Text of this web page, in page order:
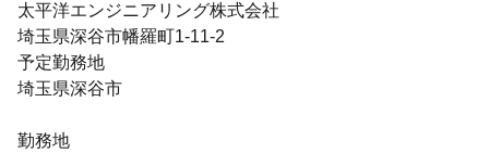
太平洋エンジニアリング株式会社
埼玉県深谷市幡羅町1-11-2
予定勤務地
埼玉県深谷市
勤務地